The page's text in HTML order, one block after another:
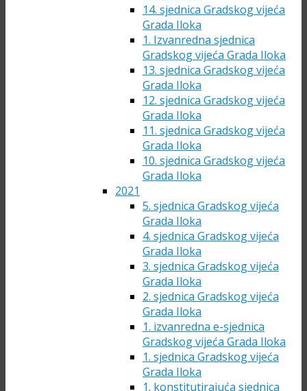
14. sjednica Gradskog vijeća
Grada Iloka
1. Izvanredna sjednica
Gradskog vijeća Grada Iloka
13. sjednica Gradskog vijeća
Grada Iloka
12. sjednica Gradskog vijeća
Grada Iloka
11. sjednica Gradskog vijeća
Grada Iloka
10. sjednica Gradskog vijeća
Grada Iloka
2021
5. sjednica Gradskog vijeća
Grada Iloka
4. sjednica Gradskog vijeća
Grada Iloka
3. sjednica Gradskog vijeća
Grada Iloka
2. sjednica Gradskog vijeća
Grada Iloka
1. izvanredna e-sjednica
Gradskog vijeća Grada Iloka
1. sjednica Gradskog vijeća
Grada Iloka
1. konstitutirajuća sjednica